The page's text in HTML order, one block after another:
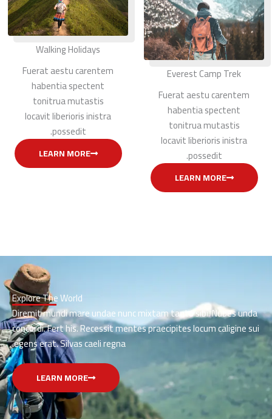
Everest Camp Trek
Fuerat aestu carentem
habentia spectent
tonitrua mutastis
locavit liberioris inistra
possedit.
LEARN MORE
Walking Holidays
Fuerat aestu carentem
habentia spectent
tonitrua mutastis
locavit liberioris inistra
possedit.
LEARN MORE
Explore The World
Diremit mundi mare undae nunc mixtam tanto sibi. Nubes unda
concordi. Fert his. Recessit mentes praecipites locum caligine sui
egens erat. Silvas caeli regna.
LEARN MORE